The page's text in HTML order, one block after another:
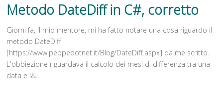
Metodo DateDiff in C#, corretto
Giorni fa, il mio mentore, mi ha fatto notare una cosa riguardo il
metodo DateDiff
[https://www.peppedotnet.it/Blog/DateDiff.aspx] da me scritto.
L'obbiezione riguardava il calcolo dei mesi di differenza tra una
data e l&…